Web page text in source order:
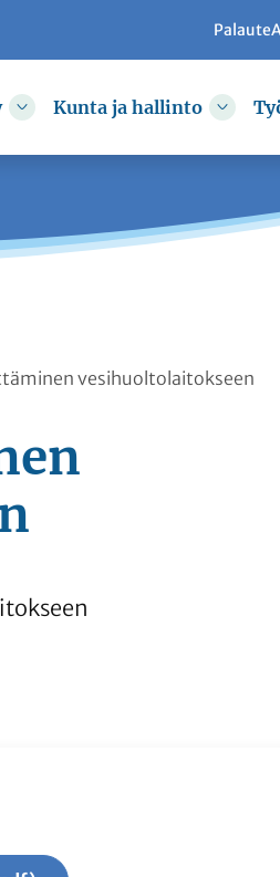
Palaute
Vaihda alasvetovalikkoa
Kunta ja hallinto
vesihuoltolaitokseen